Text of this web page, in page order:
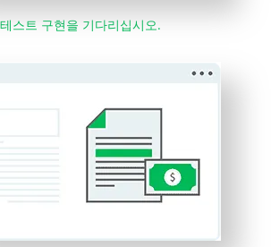
스트 구현을 기다리십시오.